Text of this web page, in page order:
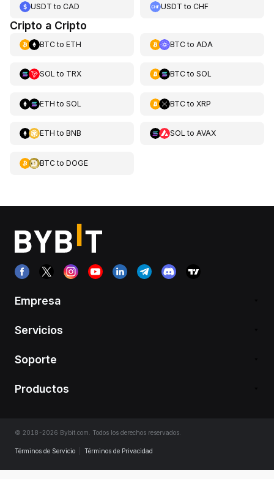
USDT to CAD USDT toCHF
Cripto a Cripto
BTCto ETH BTCto ADA
SOL to TRX BTCto SOL
ETH to SOL BTCto XRP
ETH to BNB SOL to AVAX
BTCto DOGE
Empresa
Servicios
Soporte
Productos
© 2018-2026 Bybit.com. Todos los derechos reservados.
Términos de Servicio Términos de Privacidad